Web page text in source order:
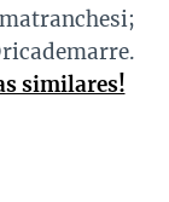
similares!